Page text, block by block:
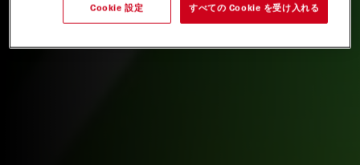
Cookie 設定 すべての Cookie を受け入れる